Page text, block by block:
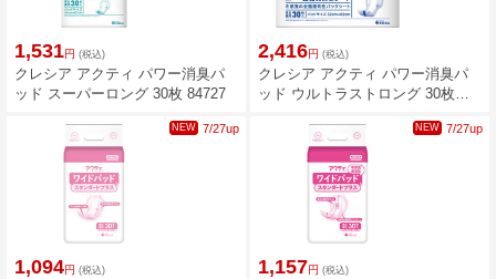
1,531円 (税込)
クレシア アクティ パワー消臭パ
ッド スーパーロング 30枚 84727
2,416円 (税込)
クレシア アクティ パワー消臭パ
ッド ウルトラストロング 30枚
NEW 7/27up
1,094円 (税込)
NEW 7/27up
1,157円 (税込)